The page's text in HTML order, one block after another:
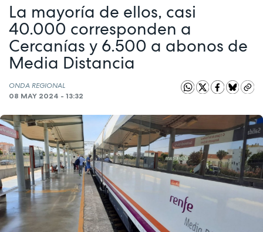
La mayoría de ellos, casi
40.000 corresponden a
Cercanías y 6.500 a abonos de
Media Distancia
ONDA REGIONAL
08 MAY 2024 - 13:32